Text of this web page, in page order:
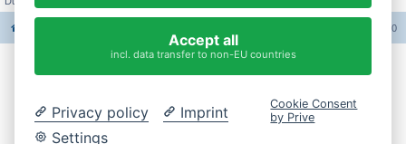
UTC+02:00
Impressum
Datenschutzerklärung
Accept all
incl. data transfer to non-EU countries
Privacy policy
Imprint
Settings
Cookie Consent
by Prive